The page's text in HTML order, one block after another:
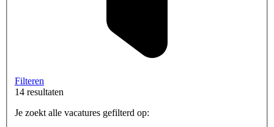
Filteren
14 resultaten
Je zoekt alle vacatures gefilterd op: